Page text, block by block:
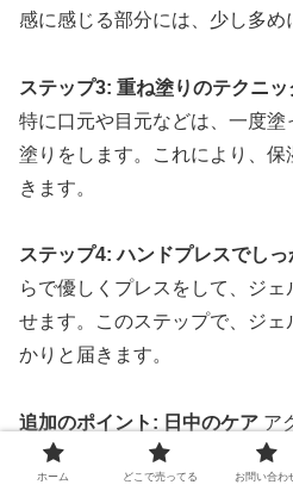
感に感じる部分には、少し多め
ステップ3: 重ね塗りのテクニッ
特に口元や目元などは、一度
塗りをします。これにより、
きます。
ステップ4: ハンドプレスでし
らで優しくプレスをして、ジ
せます。このステップで、ジ
かりと届きます。
追加のポイント: 日中のケア ア
乾燥対策としてもお使いいた
ホーム どこで売ってる お問い合わ